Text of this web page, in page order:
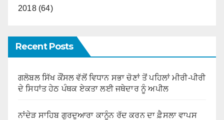
2018 (64)
Recent Posts
ਗਲੋਬਲ ਸਿੱਖ ਕੌਂਸਲ ਵੱਲੋਂ ਵਿਧਾਨ ਸਭਾ ਚੋਣਾਂ ਤੋਂ ਪਹਿਲਾਂ ਮੀਰੀ-ਪੀਰੀ
ਦੇ ਸਿਧਾਂਤ ਹੇਠ ਪੰਥਕ ਏਕਤਾ ਲਈ ਜਥੇਦਾਰ ਨੂੰ ਅਪੀਲ
ਨਾਂਦੇੜ ਸਾਹਿਬ ਗੁਰਦੁਆਰਾ ਕਾਨੂੰਨ ਰੱਦ ਕਰਨ ਦਾ ਫ਼ੈਸਲਾ ਵਾਪਸ